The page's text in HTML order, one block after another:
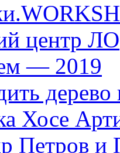
центр ЛО
— 2019
дерево
Хосе
Петров и